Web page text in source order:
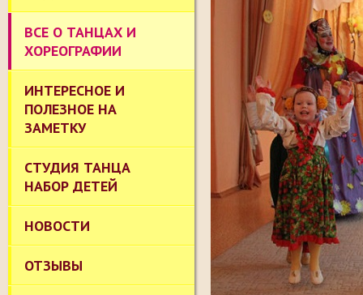
ВСЕ О ТАНЦАХ И
ХОРЕОГРАФИИ
ИНТЕРЕСНОЕ И
ПОЛЕЗНОЕ НА
ЗАМЕТКУ
СТУДИЯ ТАНЦА
НАБОР ДЕТЕЙ
НОВОСТИ
ОТЗЫВЫ